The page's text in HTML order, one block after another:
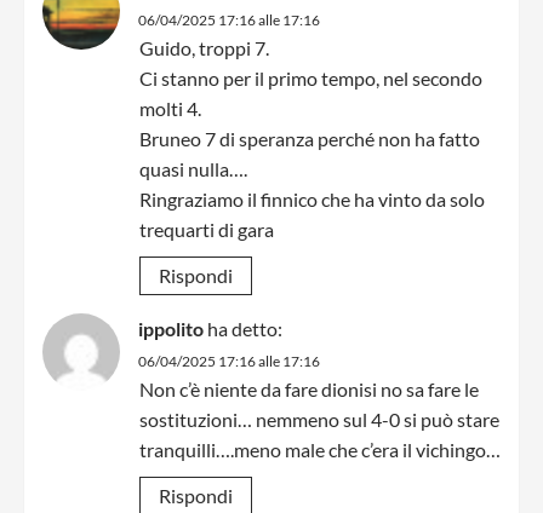
06/04/2025 17:16 alle 17:16
Guido, troppi 7.
Ci stanno per il primo tempo, nel secondo
molti 4.
Bruneo 7 di speranza perché non ha fatto
quasi nulla….
Ringraziamo il finnico che ha vinto da solo
trequarti di gara
Rispondi
ippolito ha detto:
06/04/2025 17:16 alle 17:16
Non c’è niente da fare dionisi no sa fare le
sostituzioni… nemmeno sul 4-0 si può stare
tranquilli….meno male che c’era il vichingo…
Rispondi